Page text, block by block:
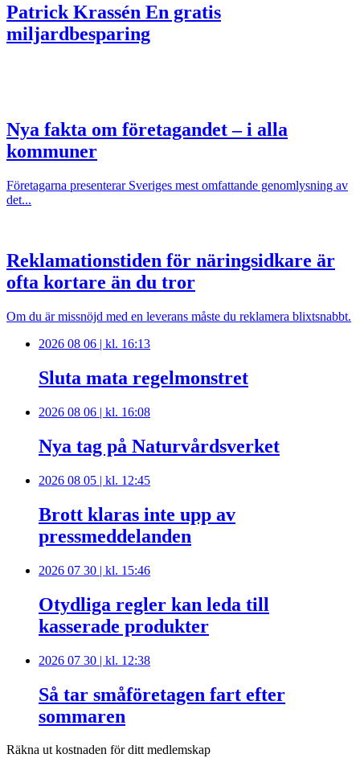
Patrick Krassén En gratis
miljardbesparing
Nya fakta om företagandet – i alla
kommuner
Företagarna presenterar Sveriges mest omfattande genomlysning av
det...
Reklamationstiden för näringsidkare är
ofta kortare än du tror
Om du är missnöjd med en leverans måste du reklamera blixtsnabbt.
2026 08 06 | kl. 16:13
Sluta mata regelmonstret
2026 08 06 | kl. 16:08
Nya tag på Naturvårdsverket
2026 08 05 | kl. 12:45
Brott klaras inte upp av
pressmeddelanden
2026 07 30 | kl. 15:46
Otydliga regler kan leda till
kasserade produkter
2026 07 30 | kl. 12:38
Så tar småföretagen fart efter
sommaren
Räkna ut kostnaden för ditt medlemskap